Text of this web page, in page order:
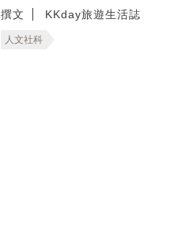
撰文 KKday旅遊生活誌
人文社科